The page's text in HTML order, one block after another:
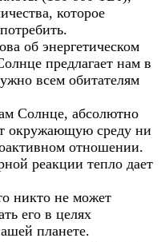
которое
об энергетическом
предлагает нам в
всем обитателям
Солнце, абсолютно
окружающую среду ни
отношении.
реакции тепло дает
никто не может
его в целях
планете.